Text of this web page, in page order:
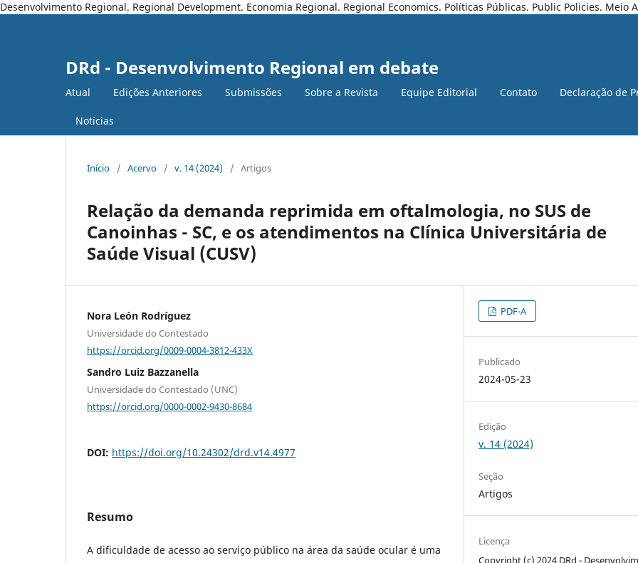
Desenvolvimento Regional. Regional Development. Economia Regional. Regional Economics. Políticas Públicas. Public Policies. Meio
DRd - Desenvolvimento Regional em debate
Atual Edições Anteriores Submissões Sobre a Revista Equipe Editorial Contato Declaração de
Notícias
Início / Acervo / v. 14 (2024) / Artigos
Relação da demanda reprimida em oftalmologia, no SUS de
Canoinhas - SC, e os atendimentos na Clínica Universitária de
Saúde Visual (CUSV)
Nora León Rodríguez
Universidade do Contestado
https://orcid.org/0009-0004-3812-433X
Sandro Luiz Bazzanella
Universidade do Contestado (UNC)
https://orcid.org/0000-0002-9430-8684
DOI: https://doi.org/10.24302/drd.v14.4977
Resumo
A dificuldade de acesso ao serviço público na área da saúde ocular é uma
PDF-A
Publicado
2024-05-23
Edição
v. 14 (2024)
Seção
Artigos
Licença
Copyright (c) 2024 DRd -